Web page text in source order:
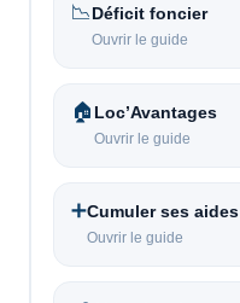
📉Déficit foncier
Ouvrir le guide
🏠 Loc’Avantages
Ouvrir le guide
➕Cumuler ses aides
Ouvrir le guide